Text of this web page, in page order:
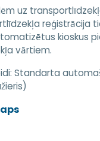
uz
reģistrācija
kioskus
vārtiem.
Standarta